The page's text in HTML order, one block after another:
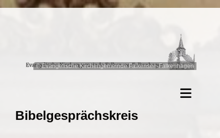
© Evangelische Kirchengemeinde Falkensee-Falkenhagen
Bibelgesprächskreis